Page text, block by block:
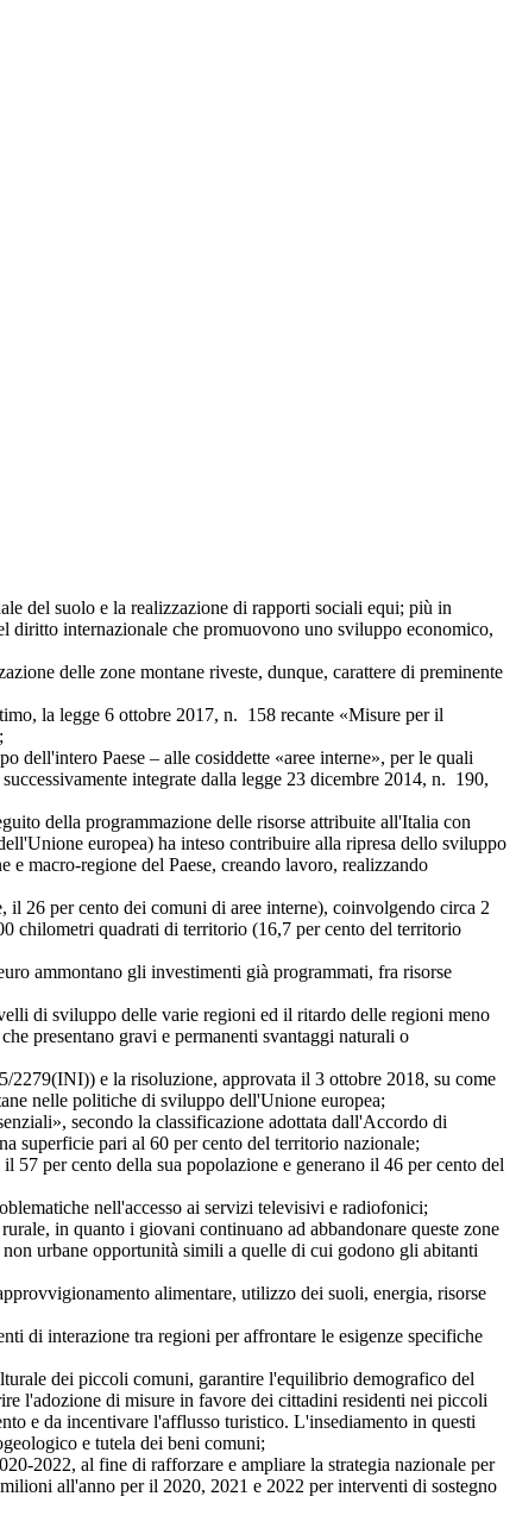
suolo e la realizzazione di rapporti sociali equi; più in
diritto internazionale che promuovono uno sviluppo economico,
delle zone montane riveste, dunque, carattere di preminente
la legge 6 ottobre 2017, n. 158 recante «Misure per il
Paese – alle cosiddette «aree interne», per le quali
integrate dalla legge 23 dicembre 2014, n. 190,
della programmazione delle risorse attribuite all'Italia con
europea) ha inteso contribuire alla ripresa dello sviluppo
macro-regione del Paese, creando lavoro, realizzando
per cento dei comuni di aree interne), coinvolgendo circa 2
chilometri quadrati di territorio (16,7 per cento del territorio
ammontano gli investimenti già programmati, fra risorse
di sviluppo delle varie regioni ed il ritardo delle regioni meno
presentano gravi e permanenti svantaggi naturali o
e la risoluzione, approvata il 3 ottobre 2018, su come
nelle politiche di sviluppo dell'Unione europea;
secondo la classificazione adottata dall'Accordo di
superficie pari al 60 per cento del territorio nazionale;
per cento della sua popolazione e generano il 46 per cento del
nell'accesso ai servizi televisivi e radiofonici;
in quanto i giovani continuano ad abbandonare queste zone
urbane opportunità simili a quelle di cui godono gli abitanti
alimentare, utilizzo dei suoli, energia, risorse
interazione tra regioni per affrontare le esigenze specifiche
dei piccoli comuni, garantire l'equilibrio demografico del
l'adozione di misure in favore dei cittadini residenti nei piccoli
e da incentivare l'afflusso turistico. L'insediamento in questi
e tutela dei beni comuni;
al fine di rafforzare e ampliare la strategia nazionale per
all'anno per il 2020, 2021 e 2022 per interventi di sostegno